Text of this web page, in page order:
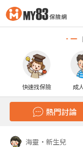
快速找保險 成
熱門討論
海靈 • 新生兒